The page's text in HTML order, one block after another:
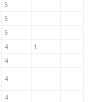
5
5
5
4
1
4
4
4